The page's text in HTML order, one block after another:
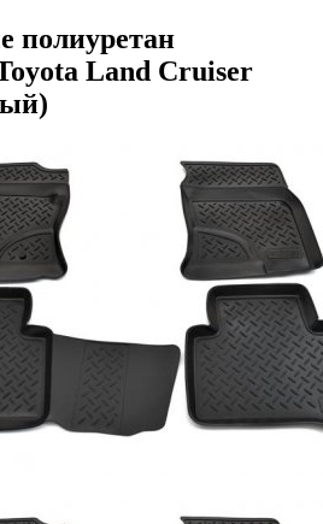
полиуретан
Land Cruiser